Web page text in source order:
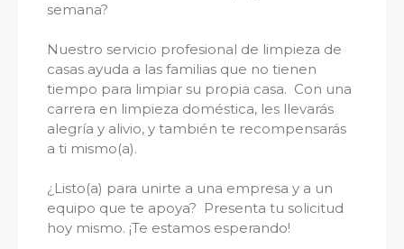
semana?
Nuestro servicio profesional de limpieza de
casas ayuda a las familias que no tienen
tiempo para limpiar su propia casa. Con una
carrera en limpieza doméstica, les llevarás
alegría y alivio, y también te recompensarás
a ti mismo(a).
¿Listo(a) para unirte a una empresa y a un
equipo que te apoya? Presenta tu solicitud
hoy mismo. ¡Te estamos esperando!